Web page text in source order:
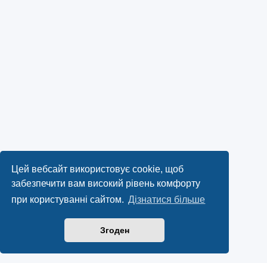
Цей вебсайт використовує cookie, щоб
забезпечити вам високий рівень комфорту
при користуванні сайтом. Дізнатися більше
Згоден